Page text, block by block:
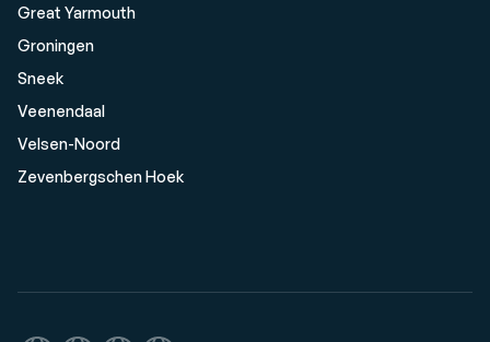
Great Yarmouth
Groningen
Sneek
Veenendaal
Velsen-Noord
Zevenbergschen Hoek